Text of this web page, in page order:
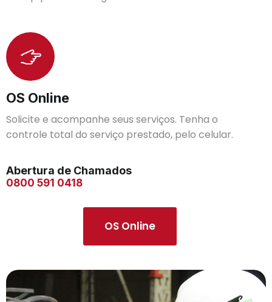
OS Online
Solicite e acompanhe seus serviços. Tenha o
controle total do serviço prestado, pelo celular.
Abertura de Chamados
0800 591 0418
OS Online